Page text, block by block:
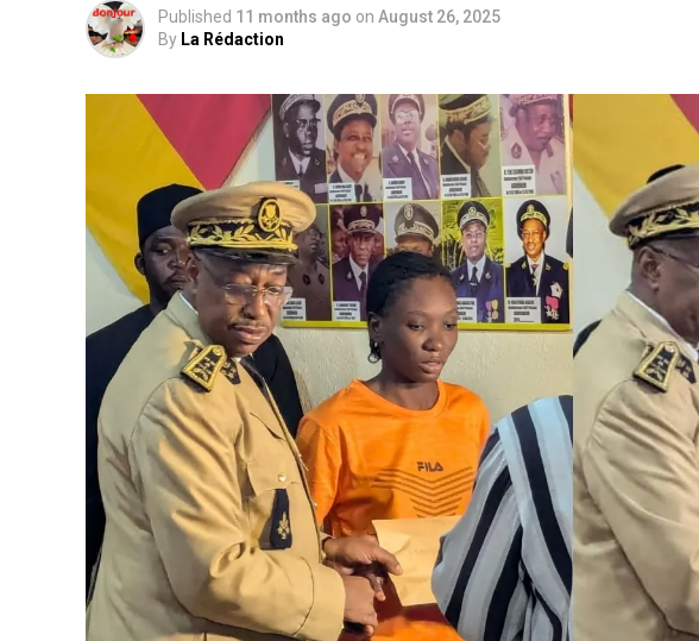
Published 11 months ago on August 26, 2025
By La Rédaction